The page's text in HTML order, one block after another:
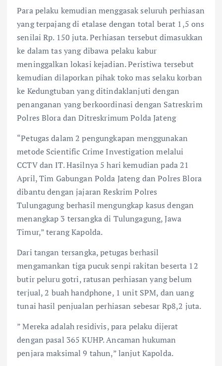
Para pelaku kemudian menggasak seluruh perhiasan
yang terpajang di etalase dengan total berat 1,5 ons
senilai Rp. 150 juta. Perhiasan tersebut dimasukkan
ke dalam tas yang dibawa pelaku kabur
meninggalkan lokasi kejadian. Peristiwa tersebut
kemudian dilaporkan pihak toko mas selaku korban
ke Kedungtuban yang ditindaklanjuti dengan
penanganan yang berkoordinasi dengan Satreskrim
Polres Blora dan Ditreskrimum Polda Jateng
“Petugas dalam 2 pengungkapan menggunakan
metode Scientific Crime Investigation melalui
CCTV dan IT. Hasilnya 5 hari kemudian pada 21
April, Tim Gabungan Polda Jateng dan Polres Blora
dibantu dengan jajaran Reskrim Polres
Tulungagung berhasil mengungkap kasus dengan
menangkap 3 tersangka di Tulungagung, Jawa
Timur,” terang Kapolda.
Dari tangan tersangka, petugas berhasil
mengamankan tiga pucuk senpi rakitan beserta 12
butir peluru gotri, ratusan perhiasan yang belum
terjual, 2 buah handphone, 1 unit SPM, dan uang
tunai hasil penjualan perhiasan sebesar Rp8,2 juta.
” Mereka adalah residivis, para pelaku dijerat
dengan pasal 365 KUHP. Ancaman hukuman
penjara maksimal 9 tahun,” lanjut Kapolda.